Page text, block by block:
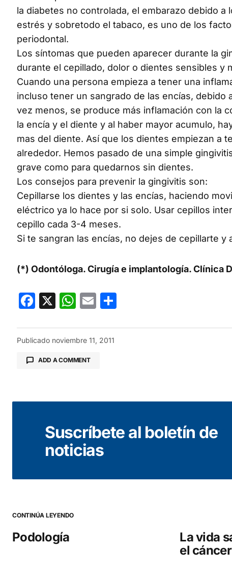
la diabetes no controlada, el embarazo debido
estrés y sobretodo el tabaco, es uno de los
periodontal.
Los síntomas que pueden aparecer durante la
durante el cepillado, dolor o dientes sensibles y
Cuando una persona empieza a tener una
incluso tener un sangrado de las encías, debido
vez menos, se produce más inflamación con la
la encía y el diente y al haber mayor acumulo,
mas del diente. Así que los dientes empiezan a
alrededor. Hemos pasado de una simple
grave como para quedarnos sin dientes.
Los consejos para prevenir la gingivitis son:
Cepillarse los dientes y las encías, haciendo
eléctrico ya lo hace por si solo. Usar cepillos
cepillo cada 3-4 meses.
Si te sangran las encías, no dejes de cepillarte
(*) Odontóloga. Cirugía e implantología. Clínica
Facebook
X WhatsApp
Email
Publicado noviembre 11, 2011
ADD A COMMENT
Comentario*
navegador para la próxima vez que comente.
Suscríbete al boletín de
noticias
CONTINÚA LEYENDO
Podología
La vida
el